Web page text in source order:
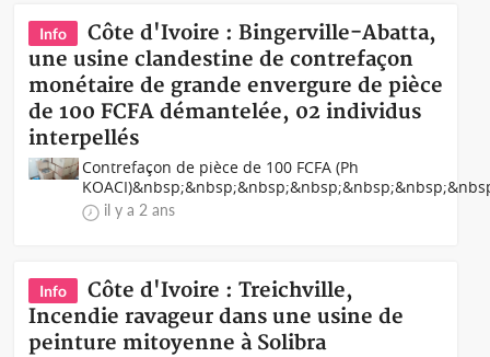
Info
Côte d'Ivoire : Bingerville-Abatta,
une usine clandestine de contrefaçon
monétaire de grande envergure de pièce
de 100 FCFA démantelée, 02 individus
interpellés
Contrefaçon de pièce de 100 FCFA (Ph
il y a 2 ans
Info
Côte d'Ivoire : Treichville,
Incendie ravageur dans une usine de
peinture mitoyenne à Solibra